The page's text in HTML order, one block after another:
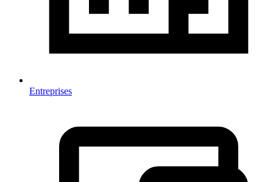
Entreprises